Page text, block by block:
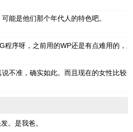
能是他们那个年代人的特色吧。
程序呀，之前用的WP还是有点难用的，
不准，确实如此。而且现在的女性比较
。是我爸。